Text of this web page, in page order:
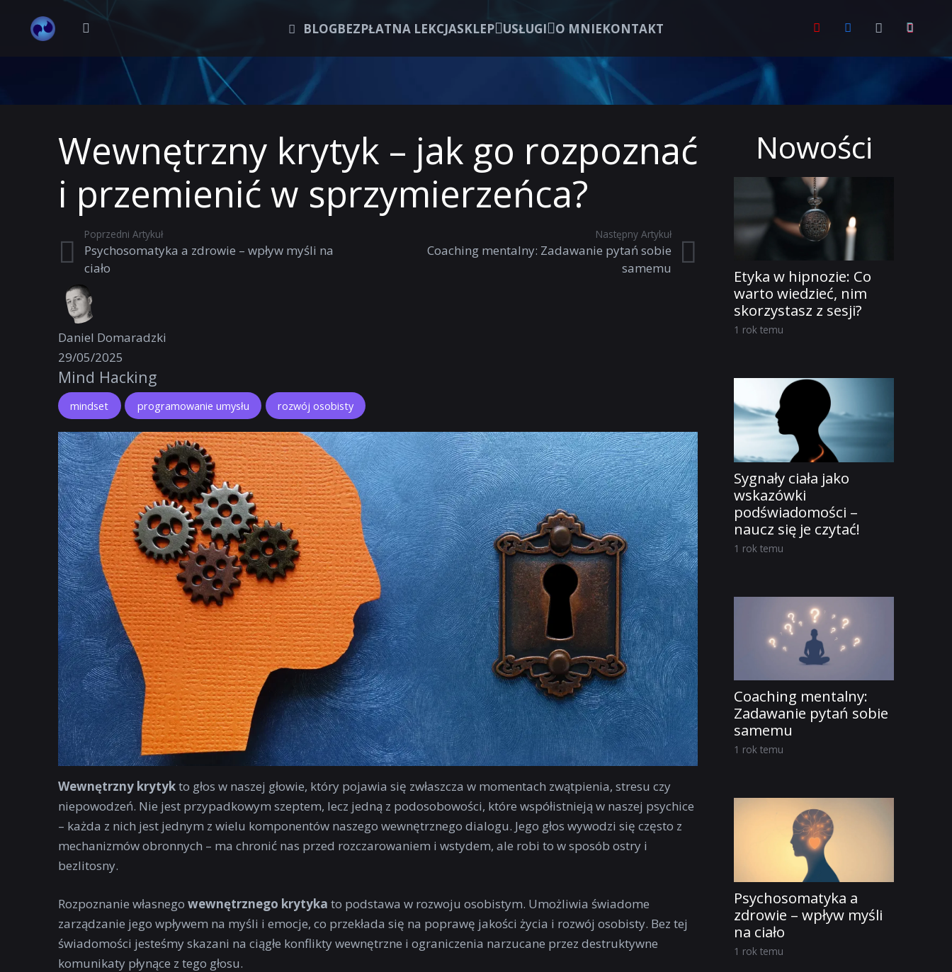
BLOGBEZPŁATNA LEKCJASKLEP USŁUGI O MNIEKONTAKT
Wewnętrzny krytyk – jak go rozpoznać
i przemienić w sprzymierzeńca?
Poprzedni Artykuł
Psychosomatyka a zdrowie – wpływ myśli na
ciało
Następny Artykuł
Coaching mentalny: Zadawanie pytań sobie
samemu
Daniel Domaradzki
29/05/2025
Mind Hacking
mindset programowanie umysłu rozwój osobisty
Wewnętrzny krytykto głos w naszej głowie, który pojawia się zwłaszcza w momentach zwątpienia, stresu czy
niepowodzeń. Nie jest przypadkowym szeptem, lecz jedną z podosobowości, które współistnieją w naszej psychice
– każda z nich jest jednym z wielu komponentów naszego wewnętrznego dialogu. Jego głos wywodzi się często z
mechanizmów obronnych – ma chronić nas przed rozczarowaniem i wstydem, ale robi to w sposób ostry i
bezlitosny.
Rozpoznanie własnego wewnętrznego krytyka to podstawa w rozwoju osobistym. Umożliwia świadome
zarządzanie jego wpływem na myśli i emocje, co przekłada się na poprawę jakości życia i rozwój osobisty. Bez tej
świadomości jesteśmy skazani na ciągłe konflikty wewnętrzne i ograniczenia narzucane przez destruktywne
komunikaty płynące z tego głosu.
Nowości
Etyka w hipnozie: Co
warto wiedzieć, nim
skorzystasz z sesji?
1 rok temu
Sygnały ciała jako
wskazówki
podświadomości –
naucz się je czytać!
1 rok temu
Coaching mentalny:
Zadawanie pytań sobie
samemu
1 rok temu
Psychosomatyka a
zdrowie – wpływ myśli
na ciało
1 rok temu